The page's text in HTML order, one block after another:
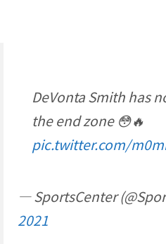
DeVonta Smith has
the end zone 😳🔥
pic.twitter.com/
— SportsCenter
2021